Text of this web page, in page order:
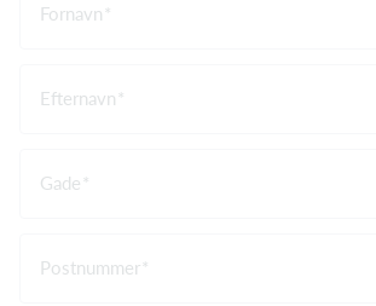
Fornavn
Efternavn
Gade
Postnummer